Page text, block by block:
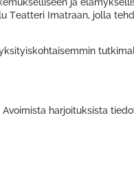
Teatteri Imatraan, jolla
harjoituksista